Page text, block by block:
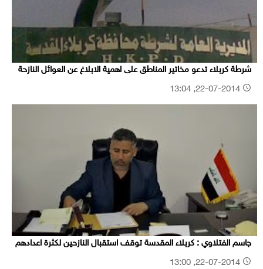
شرطة كربلاء تدعو مخاتير المناطق على اهمية الابلاغ عن العوائل النازحة
جاسم الفتلاوي : كربلاء المقدسة توقف استقبال النازحين لكثرة اعدادهم